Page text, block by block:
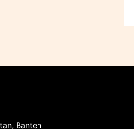
Banten